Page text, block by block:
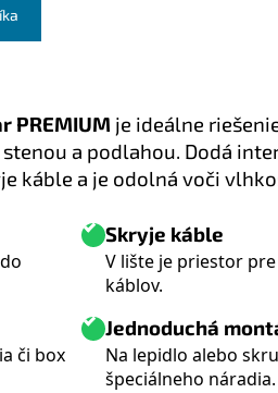
PREMIUM je ideálne
a podlahou. Dodá
káble a je odolná voči
Skryje káble
V lište je priestor
káblov.
či box
Jednoduchá
Na lepidlo alebo
špeciálneho náradia.